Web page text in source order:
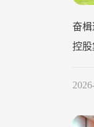
奋楫逐浪
控股